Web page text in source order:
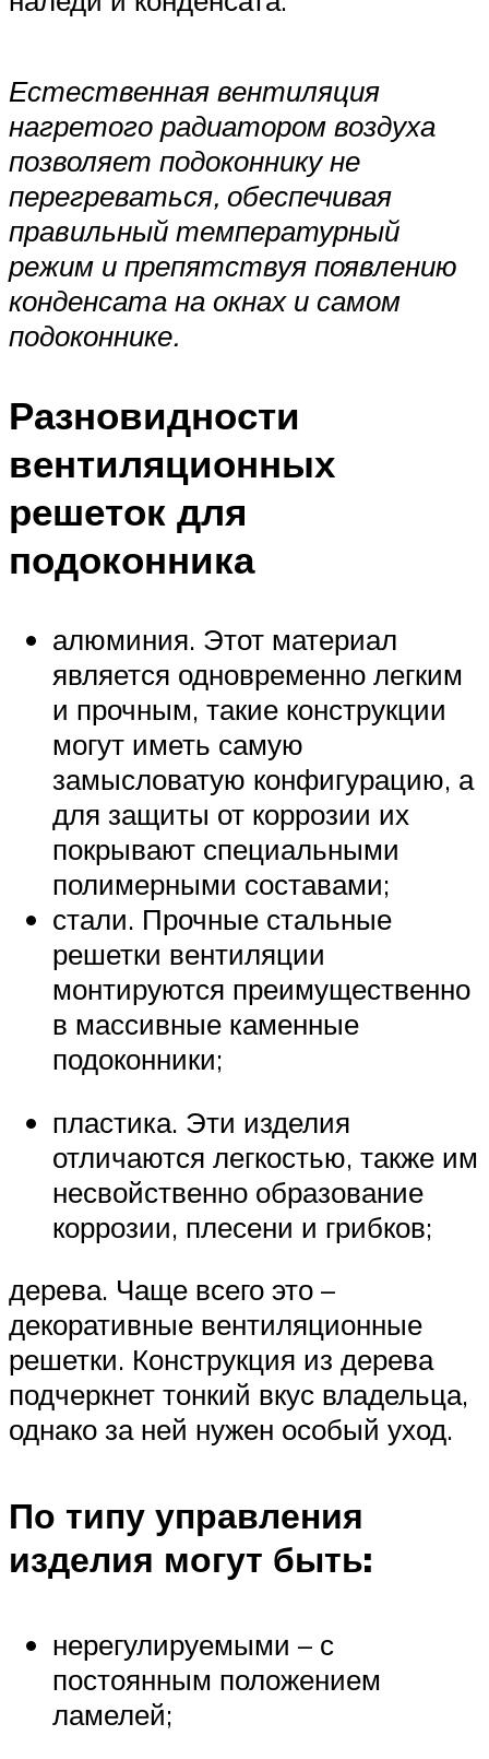
Естественная вентиляция
нагретого радиатором воздуха
позволяет подоконнику не
перегреваться, обеспечивая
правильный температурный
режим и препятствуя появлению
конденсата на окнах и самом
подоконнике.
Разновидности
вентиляционных
решеток для
подоконника
алюминия. Этот материал
является одновременно легким
и прочным, такие конструкции
могут иметь самую
замысловатую конфигурацию, а
для защиты от коррозии их
покрывают специальными
полимерными составами;
стали. Прочные стальные
решетки вентиляции
монтируются преимущественно
в массивные каменные
подоконники;
пластика. Эти изделия
отличаются легкостью, также им
несвойственно образование
коррозии, плесени и грибков;
дерева. Чаще всего это –
декоративные вентиляционные
решетки. Конструкция из дерева
подчеркнет тонкий вкус владельца,
однако за ней нужен особый уход.
По типу управления
изделия могут быть:
нерегулируемыми – с
постоянным положением
ламелей;